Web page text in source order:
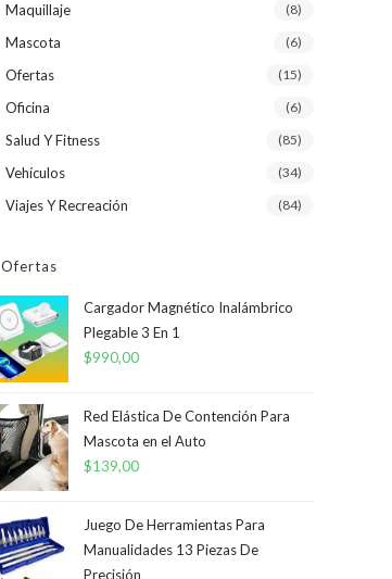
Maquillaje (8)
Mascota (6)
Ofertas (15)
Oficina (6)
Salud Y Fitness (85)
Vehículos (34)
Viajes Y Recreación (84)
Ofertas
Cargador Magnético Inalámbrico
Plegable 3 En 1
$990,00
Red Elástica De Contención Para
Mascota en el Auto
$139,00
Juego De Herramientas Para
Manualidades 13 Piezas De
Precisión